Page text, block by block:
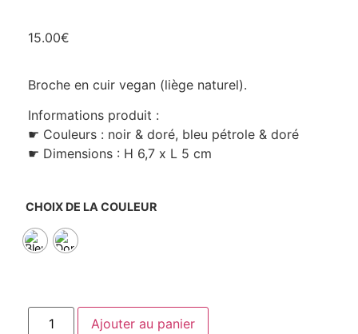
15.00€
Broche en cuir vegan (liège naturel).
Informations produit :
☛ Couleurs : noir & doré, bleu pétrole & doré
☛ Dimensions : H 6,7 x L 5 cm
CHOIX DE LA COULEUR
Ajouter au panier